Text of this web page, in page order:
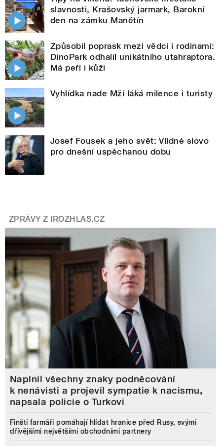
slavnosti, Krašovský jarmark, Barokní
den na zámku Manětín
Způsobil poprask mezi vědci i rodinami:
DinoPark odhalil unikátního utahraptora.
Má peří i kůži
Vyhlídka nade Mží láká milence i turisty
Josef Fousek a jeho svět: Vlídné slovo
pro dnešní uspěchanou dobu
ZPRÁVY Z IROZHLAS.CZ
Naplnil všechny znaky podněcování
k nenávisti a projevil sympatie k nacismu,
napsala policie o Turkovi
Finští farmáři pomáhají hlídat hranice před Rusy, svými
dřívějšími největšími obchodními partnery